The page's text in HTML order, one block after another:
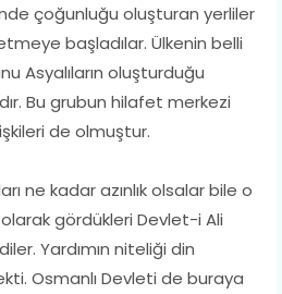
çoğunluğu oluşturan yerliler
başladılar. Ülkenin belli
Asyalıların oluşturduğu
Bu grubun hilafet merkezi
de olmuştur.
ne kadar azınlık olsalar bile o
gördükleri Devlet-i Ali
Yardımın niteliği din
Osmanlı Devleti de buraya